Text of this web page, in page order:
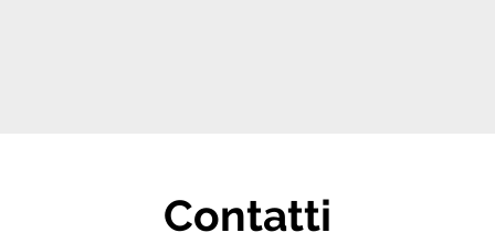
Contatti